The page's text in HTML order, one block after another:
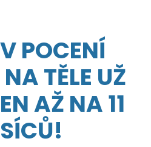
POCENÍ
TĚLE UŽ
AŽ NA 11